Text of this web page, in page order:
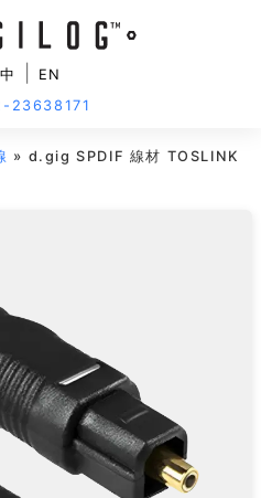
EN
23638171
» d.gig SPDIF 線材 TOSLINK